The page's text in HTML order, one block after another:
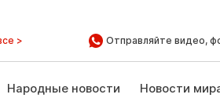
> Отправляйте видео,
Народные новости Новости